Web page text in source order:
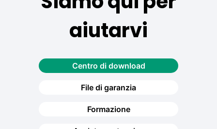
aiutarvi
Centro di download
File di garanzia
Formazione